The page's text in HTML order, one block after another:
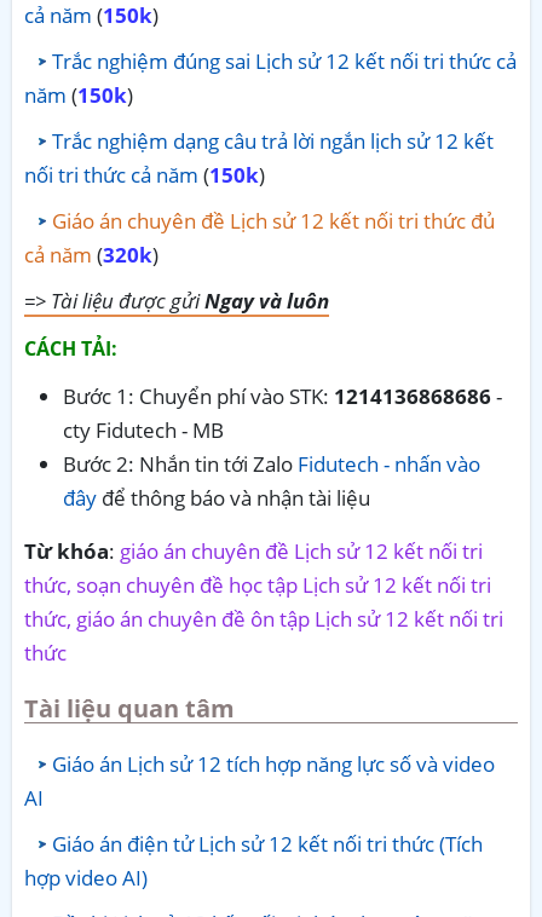
cả năm (150k)
Trắc nghiệm đúng sai Lịch sử 12 kết nối tri thức cả
năm (150k)
Trắc nghiệm dạng câu trả lời ngắn lịch sử 12 kết
nối tri thức cả năm (150k)
Giáo án chuyên đề Lịch sử 12 kết nối tri thức đủ
cả năm (320k)
=> Tài liệu được gửiNgay và luôn
CÁCH TẢI:
Bước 1: Chuyển phí vào STK: 1214136868686-
cty Fidutech - MB
Bước 2: Nhắn tin tới Zalo Fidutech - nhấn vào
đây để thông báo và nhận tài liệu
Từ khóa: giáo án chuyên đề Lịch sử 12 kết nối tri
thức, soạn chuyên đề học tập Lịch sử 12 kết nối tri
thức, giáo án chuyên đề ôn tập Lịch sử 12 kết nối tri
thức
Tài liệu quan tâm
Giáo án Lịch sử 12 tích hợp năng lực số và video
AI
Giáo án điện tử Lịch sử 12 kết nối tri thức (Tích
hợp video AI)